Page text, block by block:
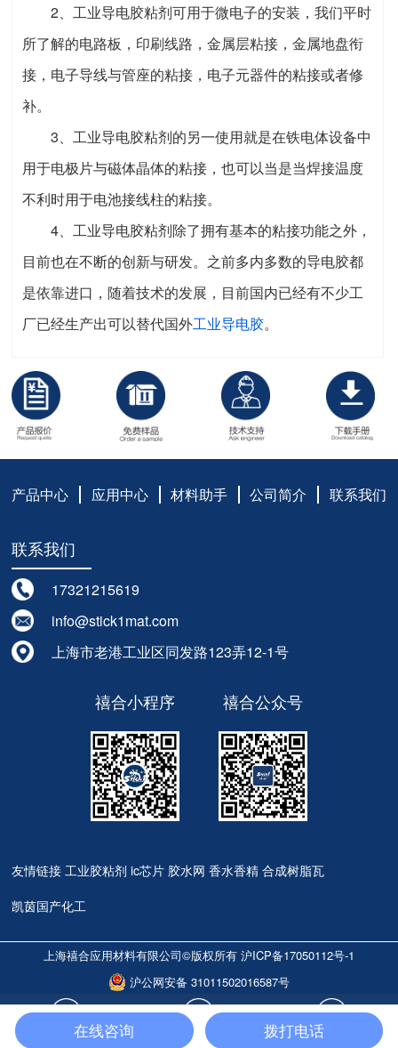
2、工业导电胶粘剂可用于微电子的安装，我们平时
所了解的电路板，印刷线路，金属层粘接，金属地盘衔
接，电子导线与管座的粘接，电子元器件的粘接或者修
补。
3、工业导电胶粘剂的另一使用就是在铁电体设备中
用于电极片与磁体晶体的粘接，也可以当是当焊接温度
不利时用于电池接线柱的粘接。
4、工业导电胶粘剂除了拥有基本的粘接功能之外，
目前也在不断的创新与研发。之前多内多数的导电胶都
是依靠进口，随着技术的发展，目前国内已经有不少工
厂已经生产出可以替代国外工业导电胶。
产品中心 应用中心 材料助手 公司简介 联系我们
联系我们
17321215619
info@stick1mat.com
上海市老港工业区同发路123弄12-1号
禧合小程序 禧合公众号
友情链接 工业胶粘剂 ic芯片 胶水网 香水香精 合成树脂瓦
凯茵国产化工
上海禧合应用材料有限公司©版权所有 沪ICP备17050112号-1
沪公网安备 31011502016587号
立即咨询 免费试样 材料助手
在线咨询 拨打电话